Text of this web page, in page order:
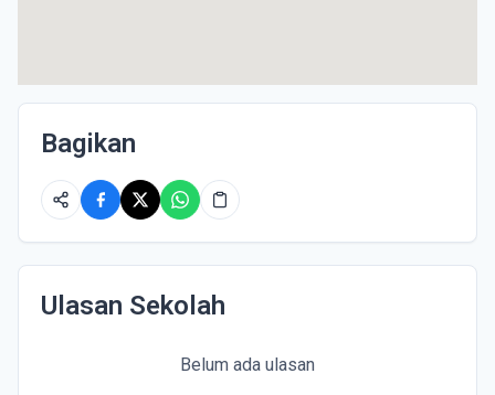
Bagikan
Ulasan Sekolah
Belum ada ulasan